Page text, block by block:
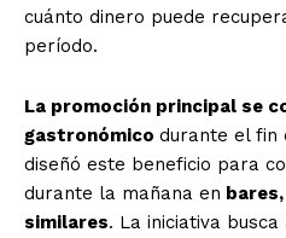
cuánto dinero puede
período.
La promoción principal se
gastronómico durante el fin
diseñó este beneficio para
durante la mañana en
similares. La iniciativa